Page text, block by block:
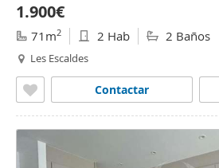
1.900€
71m2 2 Hab 2 Baños
Les Escaldes
Contactar